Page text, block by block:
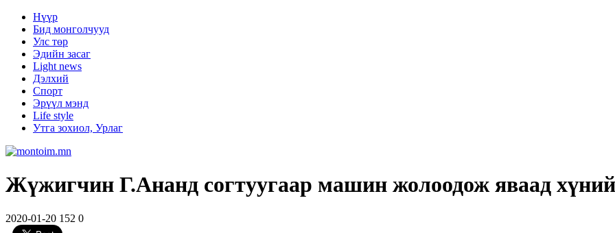
Нүүр
Бид монголчууд
Улс төр
Эдийн засаг
Light news
Дэлхий
Спорт
Эрүүл мэнд
Life style
Утга зохиол, Урлаг
Жүжигчин Г.Ананд согтуугаар машин жолоодож яваад
2020-01-20 152 0